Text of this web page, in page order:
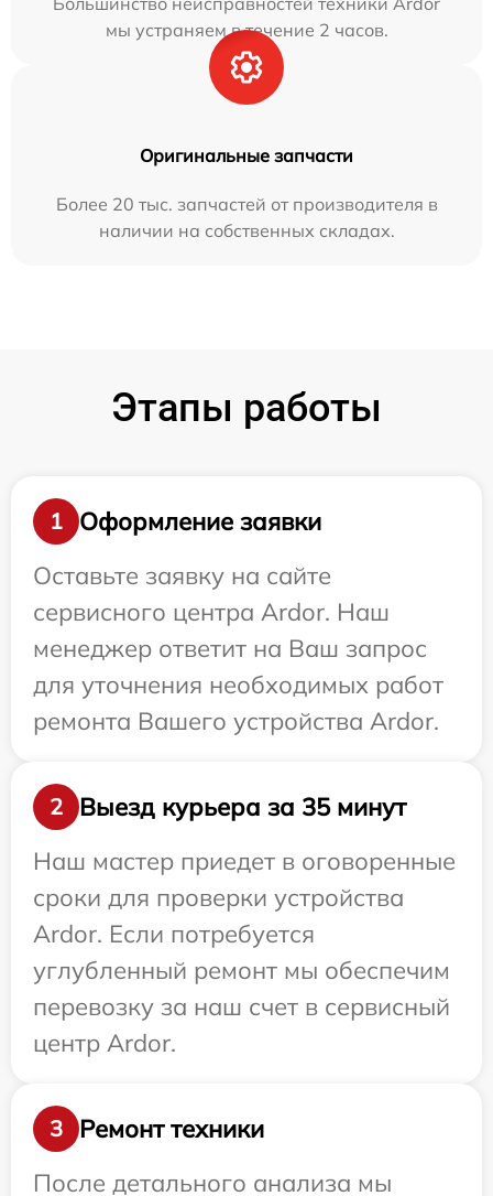
мы устраняем в течение 2 часов.
Оригинальные запчасти
Более 20 тыс. запчастей от производителя в
наличии на собственных складах.
Этапы работы
1
Оформление заявки
Оставьте заявку на сайте
сервисного центра Ardor. Наш
менеджер ответит на Ваш запрос
для уточнения необходимых работ
ремонта Вашего устройства Ardor.
2
Выезд курьера за 35 минут
Наш мастер приедет в оговоренные
сроки для проверки устройства
Ardor. Если потребуется
углубленный ремонт мы обеспечим
перевозку за наш счет в сервисный
центр Ardor.
3
Ремонт техники
После детального анализа мы